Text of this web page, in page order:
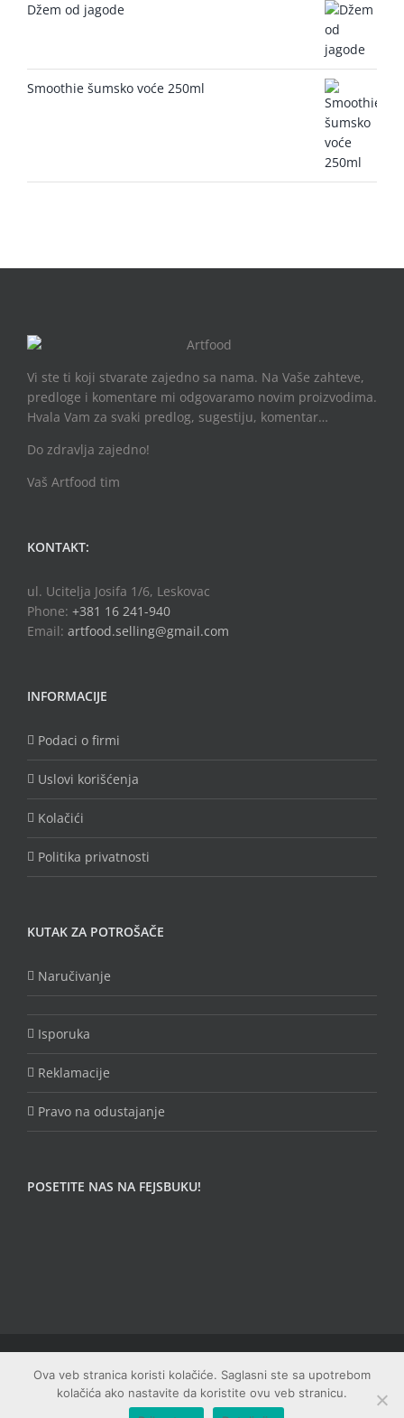
Džem od jagode
Smoothie šumsko voće 250ml
Vi ste ti koji stvarate zajedno sa nama. Na Vaše zahteve,
predloge i komentare mi odgovaramo novim proizvodima.
Hvala Vam za svaki predlog, sugestiju, komentar…
Do zdravlja zajedno!
Vaš Artfood tim
KONTAKT:
ul. Ucitelja Josifa 1/6, Leskovac
Phone: +381 16 241-940
Email: artfood.selling@gmail.com
INFORMACIJE
Podaci o firmi
Uslovi korišćenja
Kolačići
Politika privatnosti
KUTAK ZA POTROŠAČE
Naručivanje
Isporuka
Reklamacije
Pravo na odustajanje
POSETITE NAS NA FEJSBUKU!
Web dizajn: Studio PRIME
Facebook
Email
Ova veb stranica koristi kolačiće. Saglasni ste sa upotrebom
kolačića ako nastavite da koristite ovu veb stranicu.